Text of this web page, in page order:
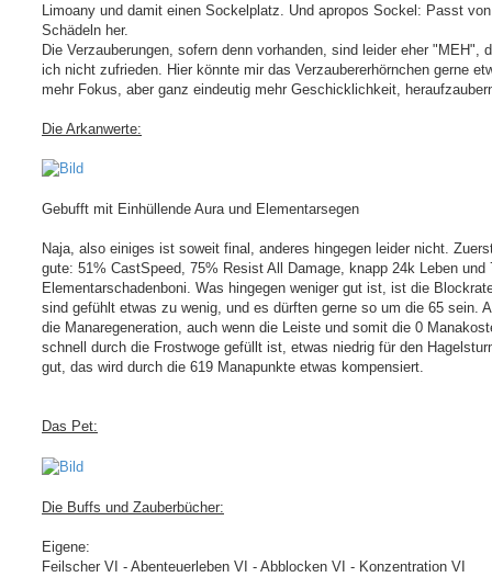
Limoany und damit einen Sockelplatz. Und apropos Sockel: Passt
Schädeln her.
Die Verzauberungen, sofern denn vorhanden, sind leider eher "MEH",
ich nicht zufrieden. Hier könnte mir das Verzaubererhörnchen gerne
mehr Fokus, aber ganz eindeutig mehr Geschicklichkeit,
Die Arkanwerte:
Gebufft mit Einhüllende Aura und Elementarsegen
Naja, also einiges ist soweit final, anderes hingegen leider nicht.
gute: 51% CastSpeed, 75% Resist All Damage, knapp 24k Leben und
Elementarschadenboni. Was hingegen weniger gut ist, ist die
sind gefühlt etwas zu wenig, und es dürften gerne so um die 65 sein.
die Manaregeneration, auch wenn die Leiste und somit die 0
schnell durch die Frostwoge gefüllt ist, etwas niedrig für den
gut, das wird durch die 619 Manapunkte etwas kompensiert.
Das Pet:
Die Buffs und Zauberbücher:
Eigene:
Feilscher VI - Abenteuerleben VI - Abblocken VI - Konzentration VI